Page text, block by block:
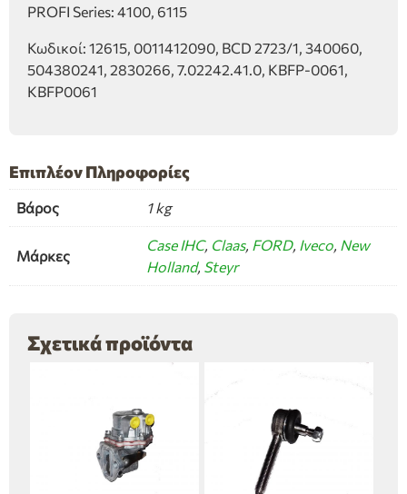
PROFI Series: 4100, 6115
Κωδικοί: 12615, 0011412090, BCD 2723/1, 340060,
504380241, 2830266, 7.02242.41.0, KBFP-0061,
KBFP0061
Επιπλέον Πληροφορίες
Βάρος 1 kg
Μάρκες
Case IHC, Claas, FORD, Iveco, New
Holland, Steyr
Σχετικά προϊόντα